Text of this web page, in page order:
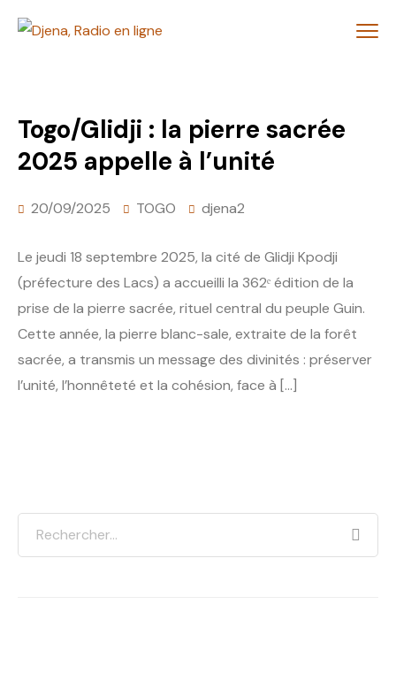
Togo/Glidji : la pierre sacrée
2025 appelle à l’unité
20/09/2025 TOGO djena2
Le jeudi 18 septembre 2025, la cité de Glidji Kpodji
(préfecture des Lacs) a accueilli la 362ᵉ édition de la
prise de la pierre sacrée, rituel central du peuple Guin.
Cette année, la pierre blanc-sale, extraite de la forêt
sacrée, a transmis un message des divinités : préserver
l’unité, l’honnêteté et la cohésion, face à […]